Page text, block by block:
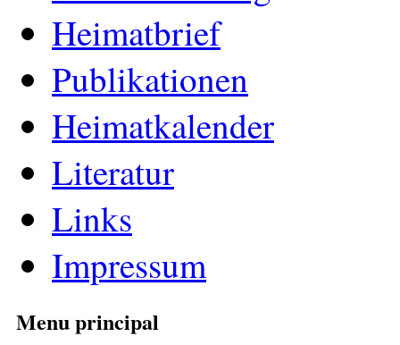
Heimatbrief
Publikationen
Heimatkalender
Literatur
Links
Impressum
Menu principal